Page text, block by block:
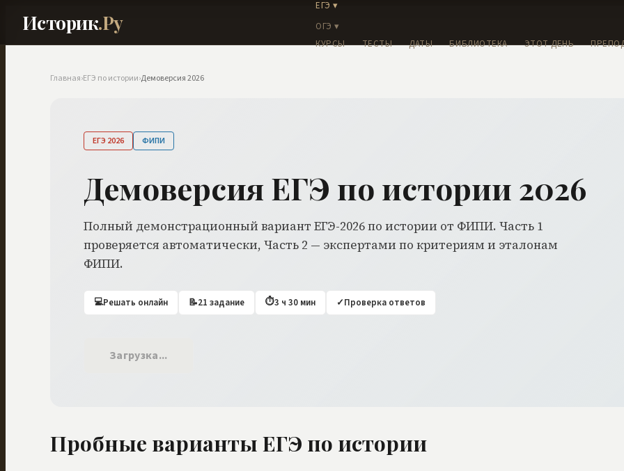
Историк.Ру
ЕГЭ ▾
ОГЭ ▾
КУРСЫ
ТЕСТЫ ДАТЫ БИБЛИОТЕКА ЭТОТ ДЕНЬ
Главная›ЕГЭ по истории›Демоверсия 2026
ЕГЭ 2026 ФИПИ
Демоверсия ЕГЭ по истории 2026
Полный демонстрационный вариант ЕГЭ-2026 по истории от ФИПИ. Часть 1
проверяется автоматически, Часть 2 — экспертами по критериям и эталонам
ФИПИ.
💻Решать онлайн 📝21 задание ⏱3 ч 30 мин ✓Проверка ответов
Загрузка...
Пробные варианты ЕГЭ по истории